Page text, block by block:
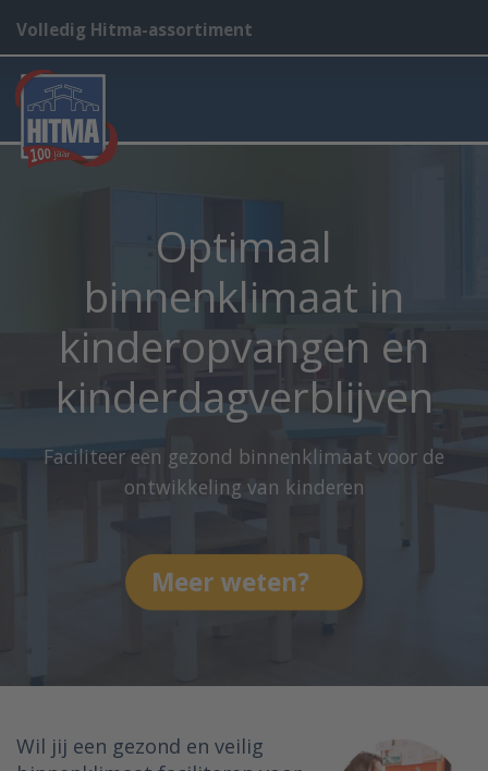
Volledig Hitma-assortiment
Optimaal
binnenklimaat in
kinderopvangen en
kinderdagverblijven
Faciliteer een gezond binnenklimaat voor de
ontwikkeling van kinderen
Meer weten?
Wil jij een gezond en veilig